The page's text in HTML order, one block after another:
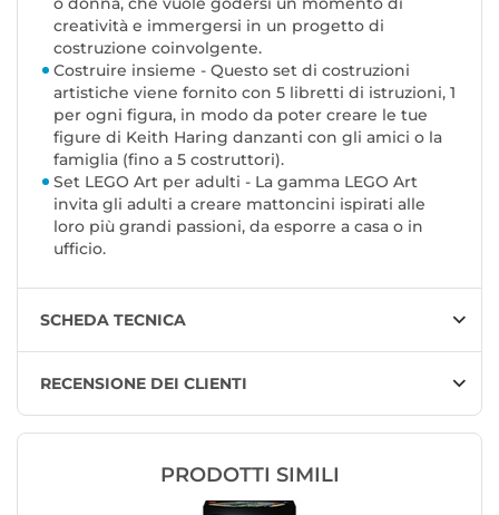
creatività e immergersi in un progetto di
costruzione coinvolgente.
Costruire insieme - Questo set di costruzioni
artistiche viene fornito con 5 libretti di istruzioni, 1
per ogni figura, in modo da poter creare le tue
figure di Keith Haring danzanti con gli amici o la
famiglia (fino a 5 costruttori).
Set LEGO Art per adulti - La gamma LEGO Art
invita gli adulti a creare mattoncini ispirati alle
loro più grandi passioni, da esporre a casa o in
ufficio.
SCHEDA TECNICA
RECENSIONE DEI CLIENTI
PRODOTTI SIMILI